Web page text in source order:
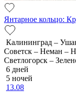
Янтарное кольцо:
Калининград –
Советск – Неман –
Светлогорск –
6 дней
5 ночей
13.08